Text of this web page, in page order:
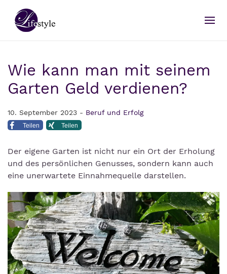
Wie kann man mit seinem
Garten Geld verdienen?
10. September 2023 - Beruf und Erfolg
Teilen Teilen
Der eigene Garten ist nicht nur ein Ort der Erholung
und des persönlichen Genusses, sondern kann auch
eine unerwartete Einnahmequelle darstellen.